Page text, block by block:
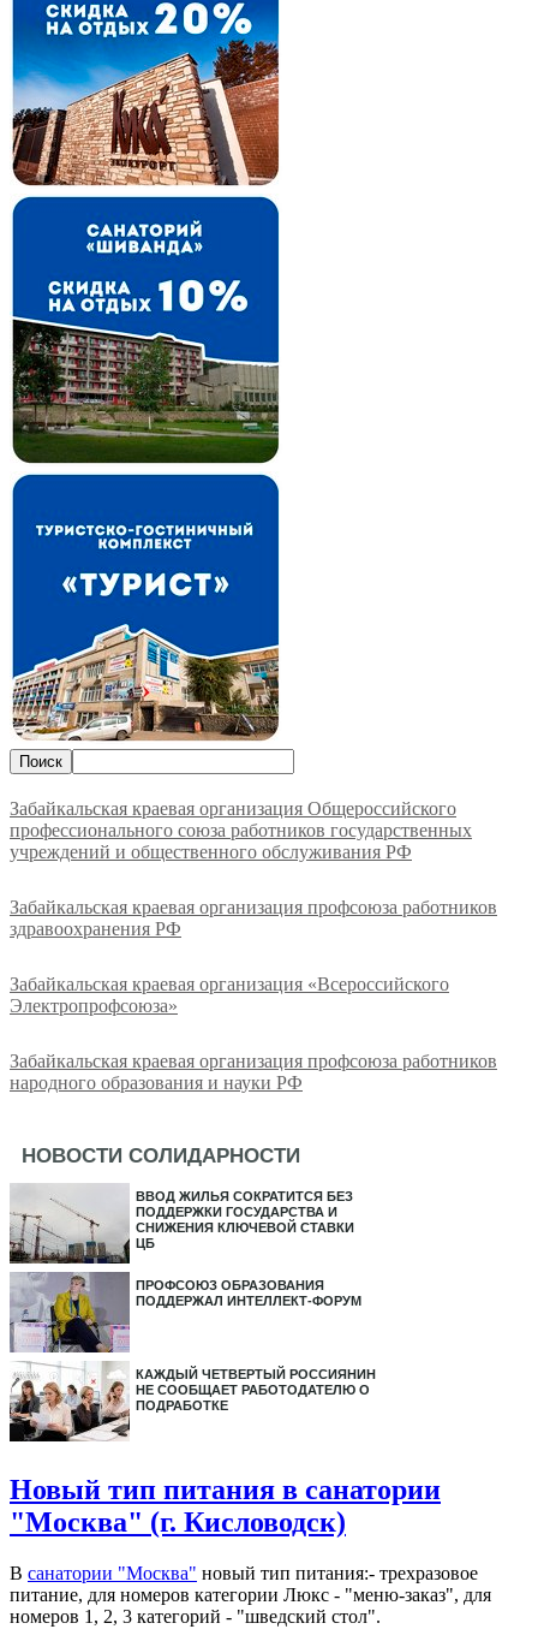
Забайкальская краевая организация Общероссийского
профессионального союза работников государственных
учреждений и общественного обслуживания РФ
Забайкальская краевая организация профсоюза работников
здравоохранения РФ
Забайкальская краевая организация «Всероссийского
Электропрофсоюза»
Забайкальская краевая организация профсоюза работников
народного образования и науки РФ
НОВОСТИ СОЛИДАРНОСТИ
ВВОД ЖИЛЬЯ СОКРАТИТСЯ БЕЗ
ПОДДЕРЖКИ ГОСУДАРСТВА И
СНИЖЕНИЯ КЛЮЧЕВОЙ СТАВКИ
ЦБ
ПРОФСОЮЗ ОБРАЗОВАНИЯ
ПОДДЕРЖАЛ ИНТЕЛЛЕКТ-ФОРУМ
КАЖДЫЙ ЧЕТВЕРТЫЙ РОССИЯНИН
НЕ СООБЩАЕТ РАБОТОДАТЕЛЮ О
ПОДРАБОТКЕ
Новый тип питания в санатории
"Москва" (г. Кисловодск)
В санатории "Москва" новый тип питания:- трехразовое
питание, для номеров категории Люкс - "меню-заказ", для
номеров 1, 2, 3 категорий - "шведский стол".